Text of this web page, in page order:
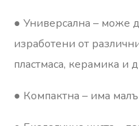
● Универсална – може
изработени от
пластмаса, керамика и
● Компактна – има